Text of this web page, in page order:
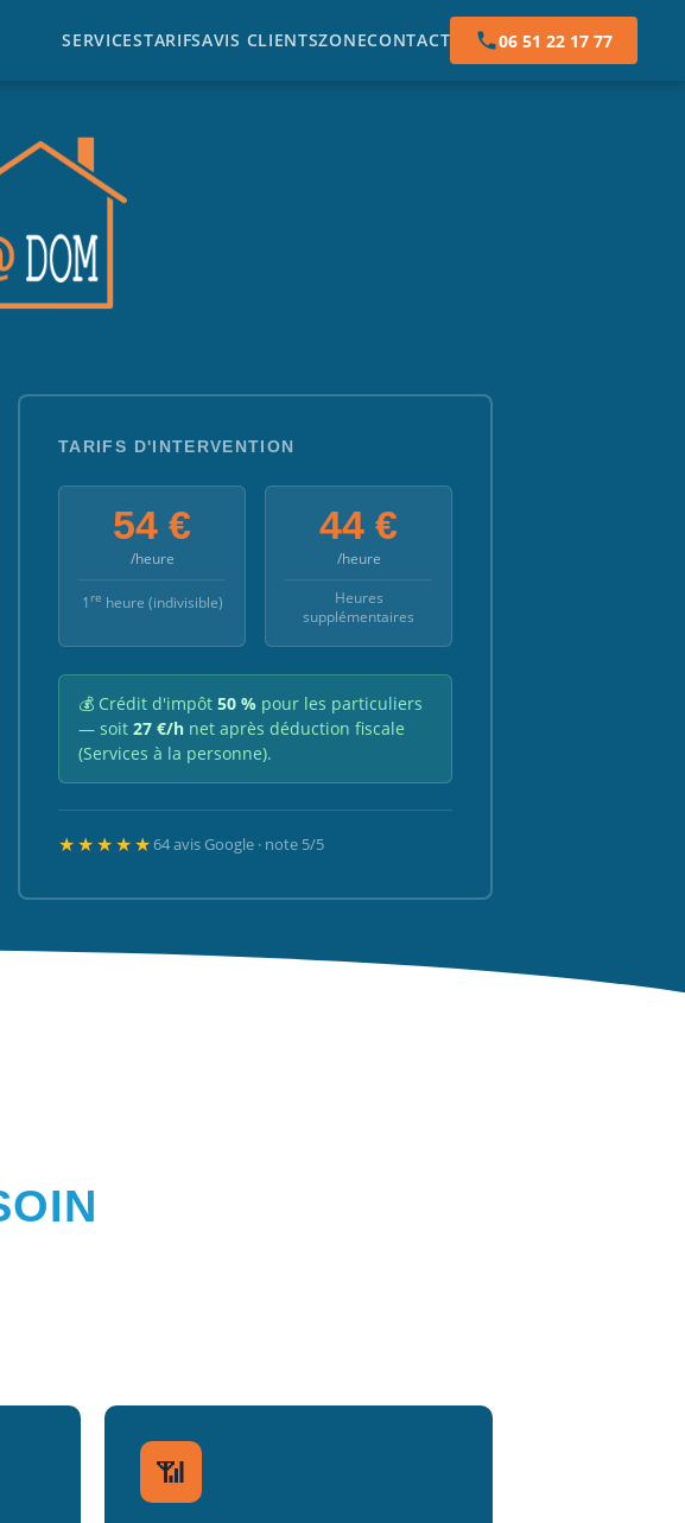
SERVICESTARIFSAVIS CLIENTSZONECONTACT 06 51 22 17 77
TARIFS D'INTERVENTION
54 €
/heure
1 re heure (indivisible)
44 €
/heure
Heures
supplémentaires
💰 Crédit d'impôt 50 % pour les particuliers
— soit 27 €/h net après déduction fiscale
(Services à la personne).
★★★★★64 avis Google · note 5/5
📶